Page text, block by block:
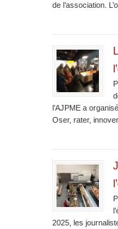
de l’association.
l’AJPME a
Oser, rater,
2025, les